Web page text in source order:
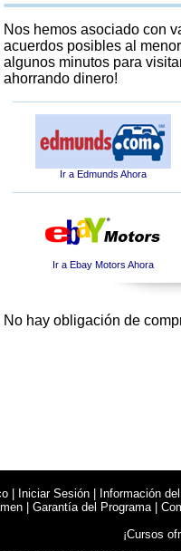
Nos hemos asociado con
acuerdos posibles al
algunos minutos para
ahorrando dinero!
Ir a Edmunds Ahora
Ir a Ebay Motors Ahora
No hay obligación de
Iniciar Sesión
Información
Garantía del Programa|
¡Cursos